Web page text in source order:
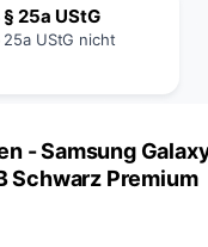
25a UStG
UStG nicht
- Samsung
Schwarz Premium